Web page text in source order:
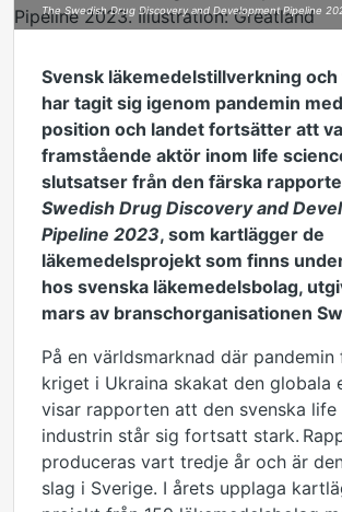
The Swedish Drug Discovery and Development Pipeline
Svensk läkemedelstillverkning
har tagit sig igenom pandemin
position och landet fortsätter att
framstående aktör inom life
slutsatser från den färska
Swedish Drug Discovery and
Pipeline 2023, som kartlägger de
läkemedelsprojekt som finns
hos svenska läkemedelsbolag,
mars av branschorganisationen
På en världsmarknad där
kriget i Ukraina skakat den globala
visar rapporten att den svenska life
industrin står sig fortsatt stark.
produceras vart tredje år och är
slag i Sverige. I årets upplaga